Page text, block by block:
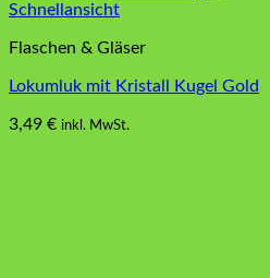
Schnellansicht
Flaschen & Gläser
Lokumluk mit Kristall Kugel Gold
3,49 € inkl. MwSt.